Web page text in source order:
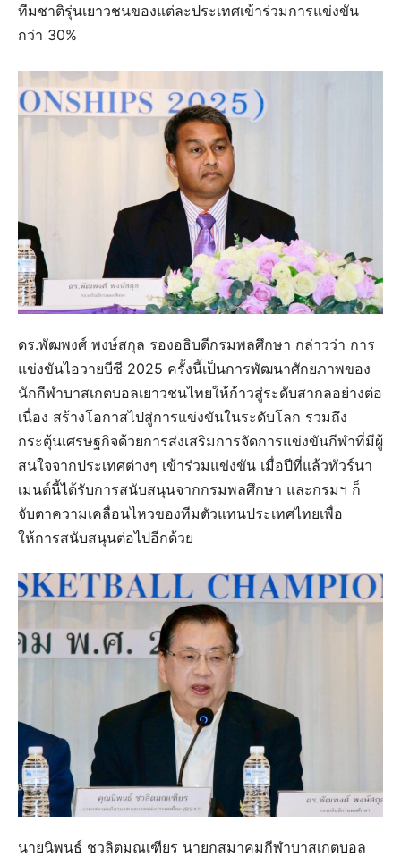
ทีมชาติรุ่นเยาวชนของแต่ละประเทศเข้าร่วมการแข่งขัน
กว่า 30%
ดร.พัฒพงศ์ พงษ์สกุล รองอธิบดีกรมพลศึกษา กล่าวว่า การ
แข่งขันไอวายบีซี 2025 ครั้งนี้เป็นการพัฒนาศักยภาพของ
นักกีฬาบาสเกตบอลเยาวชนไทยให้ก้าวสู่ระดับสากลอย่างต่อ
เนื่อง สร้างโอกาสไปสู่การแข่งขันในระดับโลก รวมถึง
กระตุ้นเศรษฐกิจด้วยการส่งเสริมการจัดการแข่งขันกีฬาที่มีผู้
สนใจจากประเทศต่างๆ เข้าร่วมแข่งขัน เมื่อปีที่แล้วทัวร์นา
เมนต์นี้ได้รับการสนับสนุนจากกรมพลศึกษา และกรมฯ ก็
จับตาความเคลื่อนไหวของทีมตัวแทนประเทศไทยเพื่อ
ให้การสนับสนุนต่อไปอีกด้วย
นายนิพนธ์ ชวลิตมณเฑียร นายกสมาคมกีฬาบาสเกตบอล